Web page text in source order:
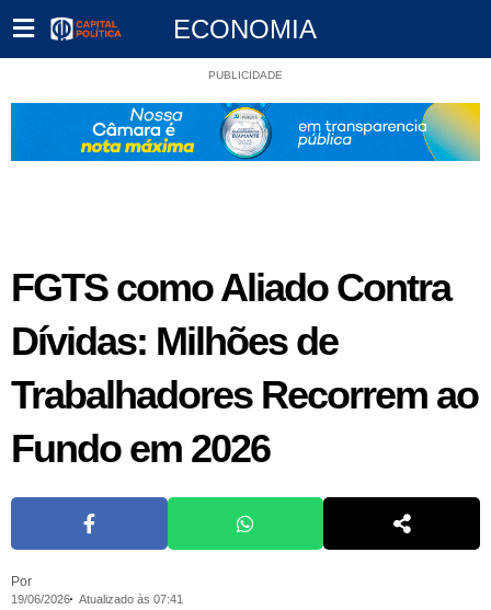
ECONOMIA
PUBLICIDADE
FGTS como Aliado Contra
Dívidas: Milhões de
Trabalhadores Recorrem ao
Fundo em 2026
Por
19/06/2026 Atualizado às 07:41